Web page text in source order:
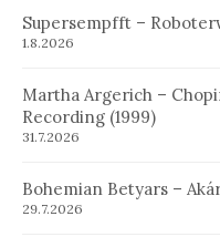
Supersempfft –
1.8.2026
Martha Argerich –
Recording (1999)
31.7.2026
Bohemian Betyars –
29.7.2026